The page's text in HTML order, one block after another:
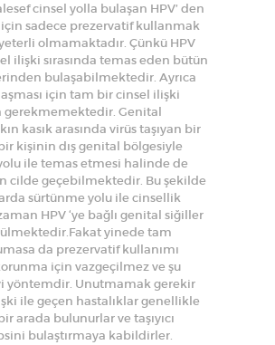
cinsel yolla bulaşan HPV’ den
sadece prezervatif kullanmak
olmamaktadır. Çünkü HPV
ilişki sırasında temas eden bütün
bulaşabilmektedir. Ayrıca
için tam bir cinsel ilişki
gerekmemektedir. Genital
kasık arasında virüs taşıyan bir
kişinin dış genital bölgesiyle
ile temas etmesi halinde de
cilde geçebilmektedir. Bu şekilde
sürtünme yolu ile cinsellik
HPV ‘ye bağlı genital siğiller
yinede tam
da prezervatif kullanımı
için vazgeçilmez ve şu
yöntemdir. Unutmamak gerekir
ile geçen hastalıklar genellikle
arada bulunurlar ve taşıyıcı
bulaştırmaya kabildirler.